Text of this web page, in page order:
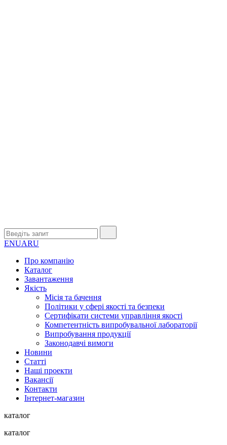
ENUARU
Про компанію
Каталог
Завантаження
Якість
Місія та бачення
Політики у сфері якості та безпеки
Сертифікати системи управління якості
Компетентність випробувальної лабораторії
Випробування продукції
Законодавчі вимоги
Новини
Статті
Наші проекти
Вакансії
Контакти
Інтернет-магазин
каталог
каталог